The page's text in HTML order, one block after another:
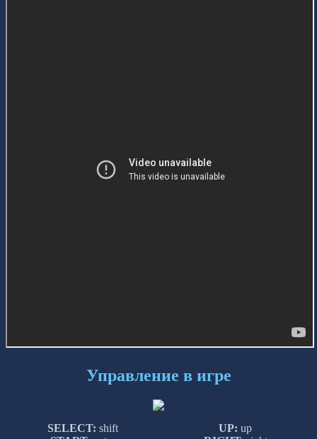
Управление в игре
SELECT: shift
UP: up